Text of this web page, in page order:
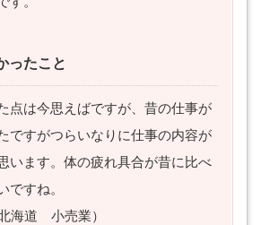
ったこと
点は今思えばですが、昔の仕事が
ですがつらいなりに仕事の内容が
います。体の疲れ具合が昔に比べ
ですね。
海道 小売業）